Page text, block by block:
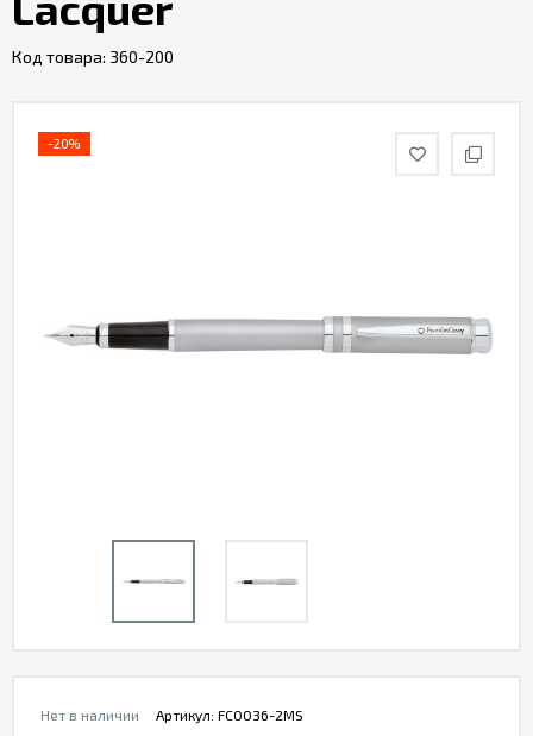
Код товара: 360-200
-20%
Артикул: FC0036-2MS
Нет в наличии